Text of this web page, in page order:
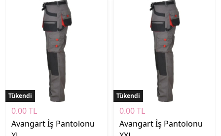
Tükendi
0.00 TL
Avangart İş Pantolonu
Tükendi
0.00 TL
Avangart İş Pantolonu